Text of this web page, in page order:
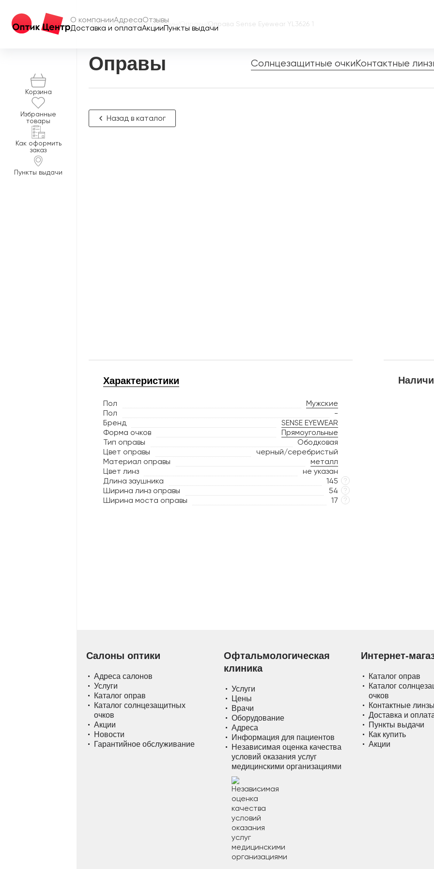
О компанииАдресаОтзывы
Доставка и оплатаАкцииПункты выдачи
Корзина
Избранные
товары
Как оформить
заказ
Пункты выдачи
Главная/ Интернет-магазин Оправа Sense Eyewear YL3626 1
Оправы Солнцезащитные очкиКонтактные
Назад в каталог
Характеристики
Пол
Мужские
Пол
-
Бренд
SENSE EYEWEAR
Форма очков
Прямоугольные
Тип оправы
Ободковая
Цвет оправы
черный/серебристый
Материал оправы
металл
Цвет линз
не указан
Длина заушника
145 ?
Ширина линз оправы 54 ?
Ширина моста оправы 17 ?
Салоны оптики
Адреса салонов
Услуги
Каталог оправ
Каталог солнцезащитных
очков
Акции
Новости
Гарантийное обслуживание
Офтальмологическая
клиника
Услуги
Цены
Врачи
Оборудование
Адреса
Информация для пациентов
Независимая оценка качества
условий оказания услуг
медицинскими организациями
Интернет-
Каталог оправ
Каталог
очков
Контактные линзы
Доставка и
Пункты выдачи
Как купить
Акции